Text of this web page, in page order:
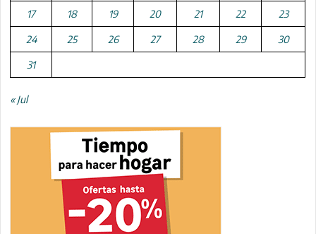
17 18 19 20 21 22 23
24 25 26 27 28 29 30
31
« Jul